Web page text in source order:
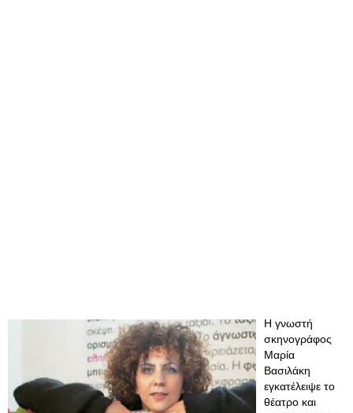
Η γνωστή
σκηνογράφος
Μαρία
Βασιλάκη
εγκατέλειψε το
θέατρο και